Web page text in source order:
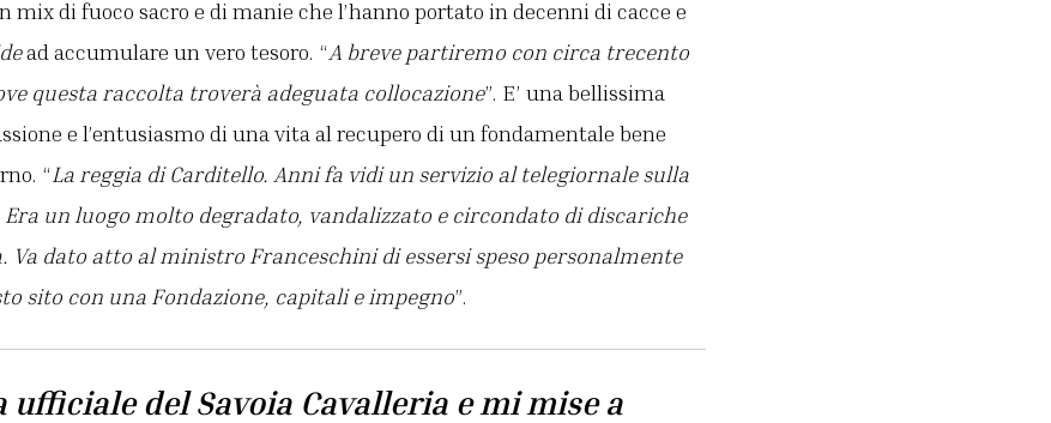
di fuoco sacro e di manie che l’hanno portato in decenni di cacce e
ad accumulare un vero tesoro. “A breve partiremo con circa trecento
questa raccolta troverà adeguata collocazione”. E’ una bellissima
e l’entusiasmo di una vita al recupero di un fondamentale bene
“La reggia di Carditello. Anni fa vidi un servizio al telegiornale sulla
un luogo molto degradato, vandalizzato e circondato di discariche
Va dato atto al ministro Franceschini di essersi speso personalmente
sito con una Fondazione, capitali e impegno”.
ufficiale del Savoia Cavalleria e mi mise a